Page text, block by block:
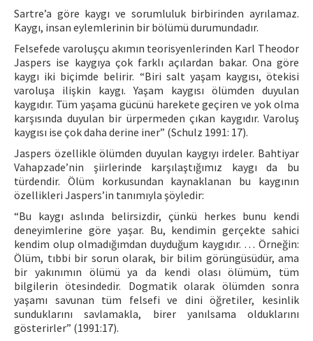
Sartre’a göre kaygı ve sorumluluk birbirinden ayrılamaz.
Kaygı, insan eylemlerinin bir bölümü durumundadır.
Felsefede varoluşçu akımın teorisyenlerinden Karl Theodor
Jaspers ise kaygıya çok farklı açılardan bakar. Ona göre
kaygı iki biçimde belirir. “Biri salt yaşam kaygısı, ötekisi
varoluşa ilişkin kaygı. Yaşam kaygısı ölümden duyulan
kaygıdır. Tüm yaşama gücünü harekete geçiren ve yok olma
karşısında duyulan bir ürpermeden çıkan kaygıdır. Varoluş
kaygısı ise çok daha derine iner” (Schulz 1991: 17).
Jaspers özellikle ölümden duyulan kaygıyı irdeler. Bahtiyar
Vahapzade’nin şiirlerinde karşılaştığımız kaygı da bu
türdendir. Ölüm korkusundan kaynaklanan bu kaygının
özellikleri Jaspers’in tanımıyla şöyledir:
“Bu kaygı aslında belirsizdir, çünkü herkes bunu kendi
deneyimlerine göre yaşar. Bu, kendimin gerçekte sahici
kendim olup olmadığımdan duyduğum kaygıdır. … Örneğin:
Ölüm, tıbbi bir sorun olarak, bir bilim görüngüsüdür, ama
bir yakınımın ölümü ya da kendi olası ölümüm, tüm
bilgilerin ötesindedir. Dogmatik olarak ölümden sonra
yaşamı savunan tüm felsefi ve dini öğretiler, kesinlik
sunduklarını savlamakla, birer yanılsama olduklarını
gösterirler” (1991:17).